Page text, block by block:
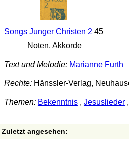
Songs Junger Christen 2 45
Noten, Akkorde
Text und Melodie: Marianne Furth
Rechte:Hänssler-Verlag,
Themen: Bekenntnis, Jesuslieder,
Zuletzt angesehen: